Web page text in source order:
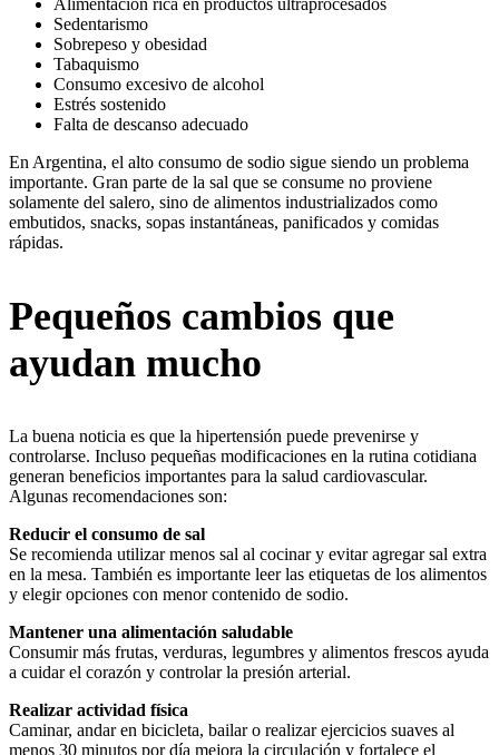
Alimentación rica en productos ultraprocesados
Sedentarismo
Sobrepeso y obesidad
Tabaquismo
Consumo excesivo de alcohol
Estrés sostenido
Falta de descanso adecuado
En Argentina, el alto consumo de sodio sigue siendo un problema
importante. Gran parte de la sal que se consume no proviene
solamente del salero, sino de alimentos industrializados como
embutidos, snacks, sopas instantáneas, panificados y comidas
rápidas.
Pequeños cambios que
ayudan mucho
La buena noticia es que la hipertensión puede prevenirse y
controlarse. Incluso pequeñas modificaciones en la rutina cotidiana
generan beneficios importantes para la salud cardiovascular.
Algunas recomendaciones son:
Reducir el consumo de sal
Se recomienda utilizar menos sal al cocinar y evitar agregar sal extra
en la mesa. También es importante leer las etiquetas de los alimentos
y elegir opciones con menor contenido de sodio.
Mantener una alimentación saludable
Consumir más frutas, verduras, legumbres y alimentos frescos ayuda
a cuidar el corazón y controlar la presión arterial.
Realizar actividad física
Caminar, andar en bicicleta, bailar o realizar ejercicios suaves al
menos 30 minutos por día mejora la circulación y fortalece el